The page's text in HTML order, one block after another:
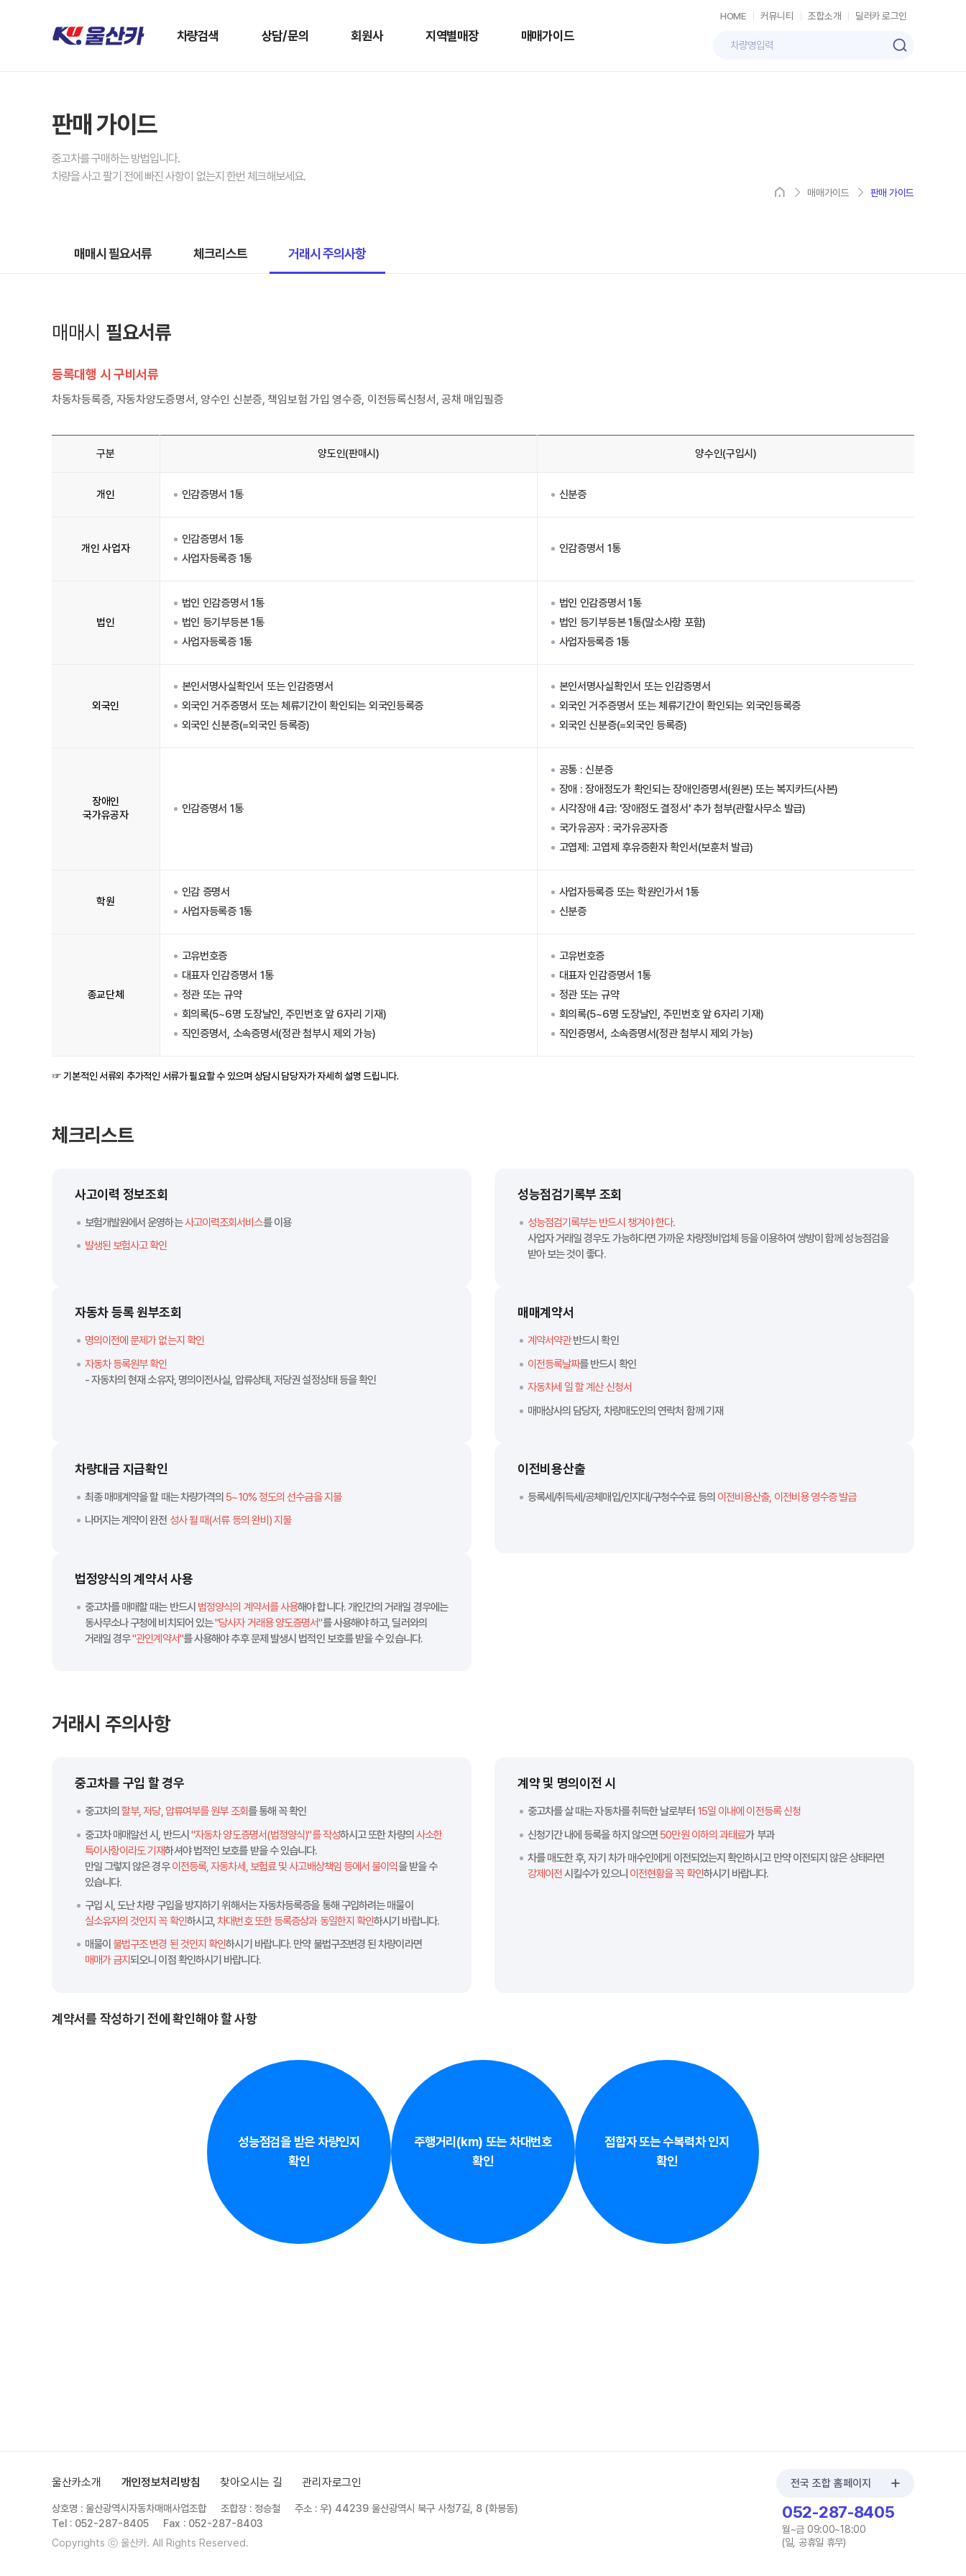
HOME 커뮤니티 조합소개 딜러카 로그인
차량검색 상담/문의 회원사 지역별매장 매매가이드
판매 가이드
중고차를 구매하는 방법입니다.
차량을 사고 팔기 전에 빠진 사항이 없는지 한번 체크해보세요.
매매가이드 판매 가이드
매매시 필요서류 체크리스트 거래시 주의사항
매매시 필요서류
등록대행 시 구비서류
차동차등록증, 자동차양도증명서, 양수인 신분증, 책임보험 가입 영수증, 이전등록신청서, 공채 매입필증
구분 양도인(판매시) 양수인(구입시)
개인 인감증명서 1통 신분증
개인 사업자
인감증명서 1통
사업자등록증 1통
인감증명서 1통
법인
법인 인감증명서 1통
법인 등기부등본 1통
사업자등록증 1통
법인 인감증명서 1통
법인 등기부등본 1통(말소사항 포함)
사업자등록증 1통
외국인
본인서명사실확인서 또는 인감증명서
외국인 거주증명서 또는 체류기간이 확인되는 외국인등록증
외국인 신분증(=외국인 등록증)
본인서명사실확인서 또는 인감증명서
외국인 거주증명서 또는 체류기간이 확인되는 외국인등록증
외국인 신분증(=외국인 등록증)
장애인
국가유공자
인감증명서 1통
공통 : 신분증
장애 : 장애정도가 확인되는 장애인증명서(원본) 또는 복지카드(사본)
시각장애 4급: '장애정도 결정서' 추가 첨부(관할사무소 발급)
국가유공자 : 국가유공자증
고엽제: 고엽제 후유증환자 확인서(보훈처 발급)
학원
인감 증명서
사업자등록증 1통
사업자등록증 또는 학원인가서 1통
신분증
종교단체
고유번호증
대표자 인감증명서 1통
정관 또는 규약
회의록(5~6명 도장날인, 주민번호 앞 6자리 기재)
직인증명서, 소속증명서(정관 첨부시 제외 가능)
고유번호증
대표자 인감증명서 1통
정관 또는 규약
회의록(5~6명 도장날인, 주민번호 앞 6자리 기재)
직인증명서, 소속증명서(정관 첨부시 제외 가능)
☞ 기본적인 서류외 추가적인 서류가 필요할 수 있으며 상담시 담당자가 자세히 설명 드립니다.
체크리스트
사고이력 정보조회
보험개발원에서 운영하는사고이력조회서비스를 이용
발생된 보험사고 확인
성능점검기록부 조회
성능점검기록부는 반드시 챙겨야 한다.
사업자 거래일 경우도 가능하다면 가까운 차량정비업체 등을 이용하여 쌍방이 함께 성능점검을
받아 보는 것이 좋다.
자동차 등록 원부조회
명의이전에 문제가 없는지 확인
자동차 등록원부 확인
- 자동차의 현재 소유자, 명의이전사실, 압류상태, 저당권 설정상태 등을 확인
매매계약서
계약서약관반드시 확인
이전등록날짜를 반드시 확인
자동차세 일 할 계산 신청서
매매상사의 담당자, 차량매도인의 연락처 함께 기재
차량대금 지급확인
최종 매매계약을 할 때는 차량가격의 5~10% 정도의 선수금을 지불
나머지는 계약이 완전 성사 될 때(서류 등의 완비) 지불
이전비용산출
등록세/취득세/공체매입/인지대/구청수수료 등의 이전비용산출, 이전비용 영수증 발급
법정양식의 계약서 사용
중고차를 매매할 때는 반드시 법정양식의 계약서를 사용해야 합니다. 개인간의 거래일 경우에는
동사무소나 구청에 비치되어 있는"당사자 거래용 양도증명서"를 사용해야 하고, 딜러와의
거래일 경우"관인계약서"를 사용해야 추후 문제 발생시 법적인 보호를 받을 수 있습니다.
거래시 주의사항
중고차를 구입 할 경우
중고차의할부, 저당, 압류여부를 원부 조회를 통해 꼭 확인
중고차 매매알선 시, 반드시"자동차 양도증명서(법정양식)"를 작성하시고 또한 차량의 사소한
특이사항이라도 기재하셔야 법적인 보호를 받을 수 있습니다.
만일 그렇지 않은 경우이전등록, 자동차세, 보험료 및 사고배상책임 등에서 불이익을 받을 수
있습니다.
구입 시, 도난 차량 구입을 방지하기 위해서는 자동차등록증을 통해 구입하려는 매물이
실소유자의 것인지 꼭 확인하시고,차대번호 또한 등록증상과 동일한지 확인하시기 바랍니다.
매물이 불법구조 변경 된 것인지 확인하시기 바랍니다. 만약 불법구조변경 된 차량이라면
매매가 금지되오니 이점 확인하시기 바랍니다.
계약 및 명의이전 시
중고차를 살 때는 자동차를 취득한 날로부터 15일 이내에 이전등록 신청
신청기간 내에 등록을 하지 않으면 50만원 이하의 과태료가 부과
차를 매도한 후, 자기 차가 매수인에게 이전되었는지 확인하시고 만약 이전되지 않은 상태라면
강제이전시킬수가 있으니 이전현황을 꼭 확인하시기 바랍니다.
계약서를 작성하기 전에 확인해야 할 사항
성능점검을 받은 차량인지
확인
주행거리(km) 또는 차대번호
확인
접합자 또는 수복력차 인지
확인
전국 조합 홈페이지
052-287-8405
월~금 09:00~18:00
(일, 공휴일 휴무)
울산카소개 개인정보처리방침 찾아오시는 길 관리자로그인
상호명 : 울산광역시자동차매매사업조합 조합장 : 정승철
주소 : 우) 44239 울산광역시 북구 사청7길, 8 (화봉동)
Tel : 052-287-8405
Fax : 052-287-8403
Copyrights ⓒ 울산카. All Rights Reserved.